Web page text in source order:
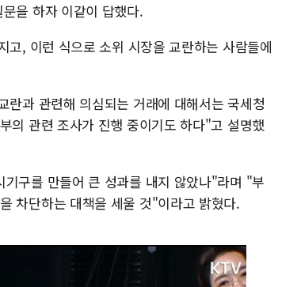
유럽증시, 견조한 실적 소
리투아니아 국방 "러, 우
구광모, 내주 실리콘밸리서
을 하자 이같이 답했다.
, 이런 식으로 소위 시장을 교란하는 사람들에
과 관련해 의심되는 거래에 대해서는 국세청
의 관련 조사가 진행 중이기도 하다"고 설명했
구를 만들어 큰 성과를 내지 않았나"라며 "부
차단하는 대책을 세울 것"이라고 밝혔다.